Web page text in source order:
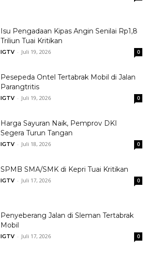
Isu Pengadaan Kipas Angin Senilai Rp1,8
Triliun Tuai Kritikan
IGTV - Juli 19, 2026 0
Pesepeda Ontel Tertabrak Mobil di Jalan
Parangtritis
IGTV - Juli 19, 2026 0
Harga Sayuran Naik, Pemprov DKI
Segera Turun Tangan
IGTV - Juli 18, 2026 0
SPMB SMA/SMK di Kepri Tuai Kritikan
IGTV - Juli 17, 2026 0
Penyeberang Jalan di Sleman Tertabrak
Mobil
IGTV - Juli 17, 2026 0